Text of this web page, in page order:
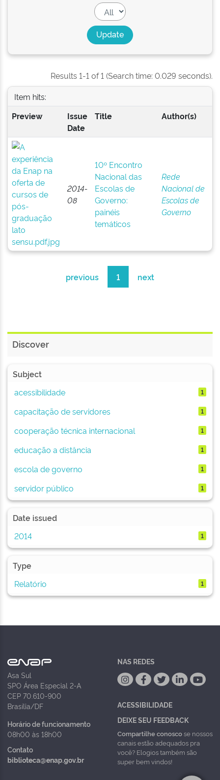
Results 1-1 of 1 (Search time: 0.029 seconds).
Item hits:
Preview
Issue
Date
Title Author(s)
2014-
08
10º Encontro
Nacional das
Escolas de
Governo:
painéis
temáticos
Rede
Nacional de
Escolas de
Governo
previous 1 next
Discover
Subject
acessibilidade
1
capacitação de servidores 1
cooperação técnica internacional 1
educação a distância 1
escola de governo 1
servidor público 1
Date issued
2014
1
Type
Relatório
1
Asa Sul
SPO Área Especial 2-A
CEP 70.610-900
Brasília/DF
Horário de funcionamento
08h00 às 18h00
Contato
biblioteca@enap.gov.br
NAS REDES
ACESSIBILIDADE
DEIXE SEU FEEDBACK
Compartilhe conoscose nossos
canais estão adequados pra
você? Elogios também são
super bem vindos!